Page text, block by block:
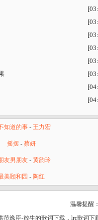
知道的事 - 王力宏
摇摆 -蔡妍
友男朋友 -黄韵玲
美颐和园 - 陶红
温馨提醒：
范逸臣-放生的歌词下载，lrc歌词